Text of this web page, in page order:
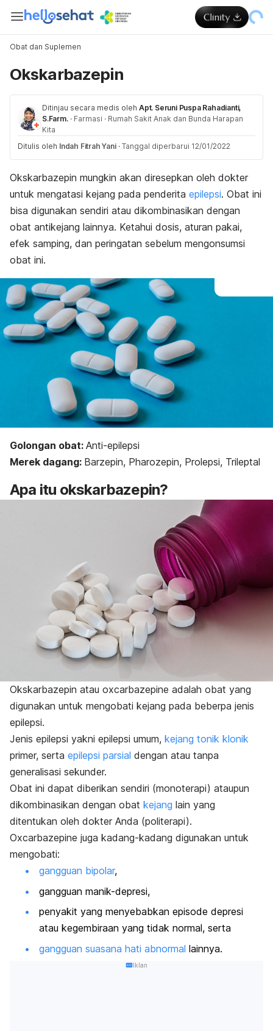
Obat dan Suplemen
Okskarbazepin
Ditinjau secara medis oleh Apt. Seruni Puspa Rahadianti,
S.Farm. · Farmasi · Rumah Sakit Anak dan Bunda Harapan
Kita
Ditulis oleh Indah Fitrah Yani · Tanggal diperbarui 12/01/2022
Okskarbazepin mungkin akan diresepkan oleh dokter
untuk mengatasi kejang pada penderita epilepsi. Obat ini
bisa digunakan sendiri atau dikombinasikan dengan
obat antikejang lainnya. Ketahui dosis, aturan pakai,
efek samping, dan peringatan sebelum mengonsumsi
obat ini.
Golongan obat: Anti-epilepsi
Merek dagang: Barzepin, Pharozepin, Prolepsi, Trileptal
Apa itu okskarbazepin?
Okskarbazepin atau oxcarbazepine adalah obat yang
digunakan untuk mengobati kejang pada beberpa jenis
epilepsi.
Jenis epilepsi yakni epilepsi umum, kejang tonik klonik
primer, serta epilepsi parsial dengan atau tanpa
generalisasi sekunder.
Obat ini dapat diberikan sendiri (monoterapi) ataupun
dikombinasikan dengan obat kejang lain yang
ditentukan oleh dokter Anda (politerapi).
Oxcarbazepine juga kadang-kadang digunakan untuk
mengobati:
gangguan bipolar,
gangguan manik-depresi,
penyakit yang menyebabkan episode depresi
atau kegembiraan yang tidak normal, serta
gangguan suasana hati abnormal lainnya.
Iklan